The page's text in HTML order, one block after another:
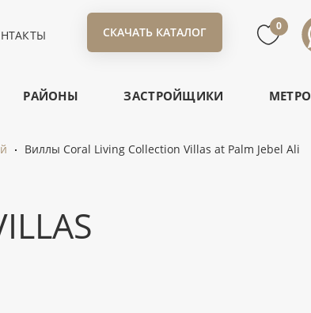
СКАЧАТЬ КАТАЛОГ 0
РАЙОНЫ ЗАСТРОЙЩИКИ МЕТРО
Виллы Coral Living Collection Villas at Palm Jebel Ali